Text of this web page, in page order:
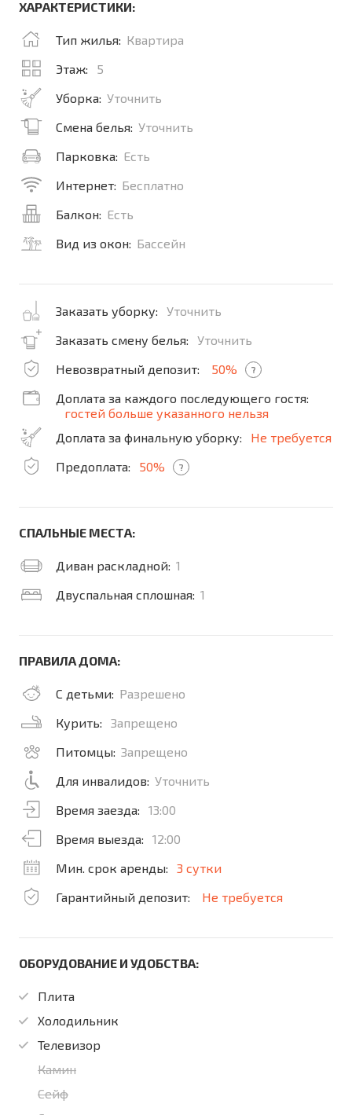
ХАРАКТЕРИСТИКИ:
Тип жилья: Квартира
Этаж:
5
Уборка: Уточнить
Смена белья: Уточнить
Парковка: Есть
Интернет: Бесплатно
Балкон: Есть
Вид из окон: Бассейн
Заказать уборку:
Уточнить
Заказать смену белья:
Уточнить
Невозвратный депозит:
50% ?
Доплата за каждого последующего гостя:
гостей больше указанного нельзя
Доплата за финальную уборку:
Не требуется
Предоплата:
50% ?
СПАЛЬНЫЕ МЕСТА:
Диван раскладной: 1
Двуспальная сплошная: 1
ПРАВИЛА ДОМА:
С детьми: Разрешено
Курить:
Запрещено
Питомцы: Запрещено
Для инвалидов: Уточнить
Время заезда:
13:00
Время выезда:
12:00
Мин. срок аренды:
3 сутки
Гарантийный депозит:
Не требуется
ОБОРУДОВАНИЕ И УДОБСТВА:
Плита
Холодильник
Телевизор
Камин
Сейф